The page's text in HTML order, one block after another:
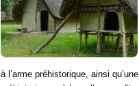
à l’arme préhistorique, ainsi